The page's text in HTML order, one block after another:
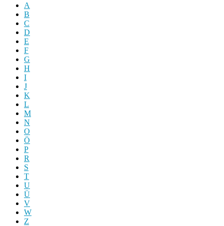
A
B
C
D
E
F
G
H
I
J
K
L
M
N
O
Ö
P
R
S
T
U
Ü
V
W
Z